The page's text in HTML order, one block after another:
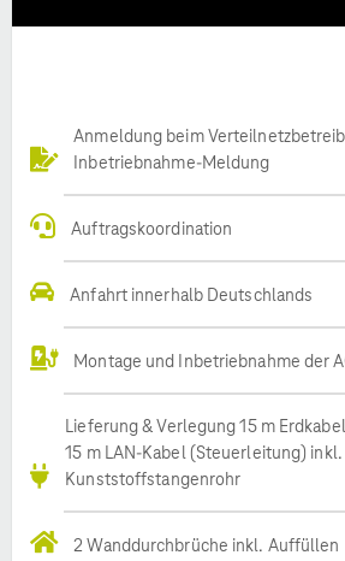
Anmeldung beim
Inbetriebnahme-Meldung
Auftragskoordination
Anfahrt innerhalb Deutschlands
Montage und Inbetriebnahme der
Lieferung & Verlegung 15 m
15 m LAN-Kabel (Steuerleitung) inkl.
Kunststoffstangenrohr
2 Wanddurchbrüche inkl. Auffüllen